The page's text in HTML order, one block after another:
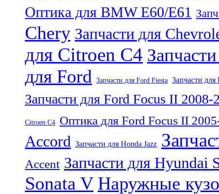
Оптика для BMW E60/E61
Chery Запчасти для
для Citroen C4
для Ford Запчасти для Ford Fiesta Запчасти для
Запчасти для Ford Focus II 2008-
Citroen C4 Оптика для Ford Focus II
Accord Запчасти для Honda Jazz
Accent Запчасти для Hyundai
Sonata V Наружные